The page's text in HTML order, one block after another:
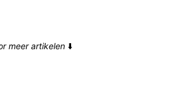
meer artikelen ⬇️